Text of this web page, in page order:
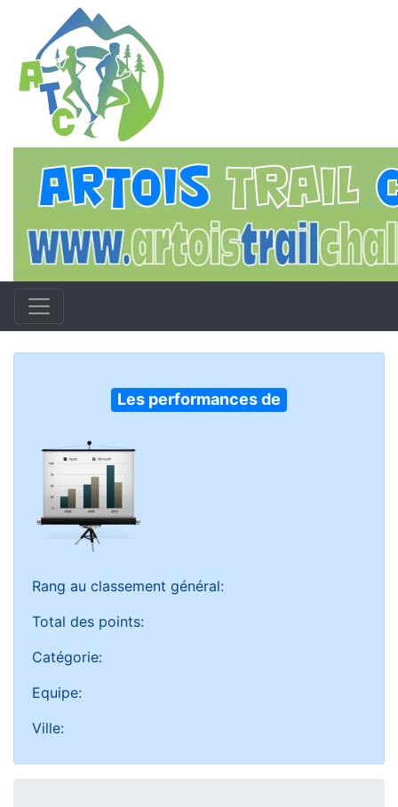
Les performances de
Rang au classement général:
Total des points:
Catégorie:
Equipe:
Ville: